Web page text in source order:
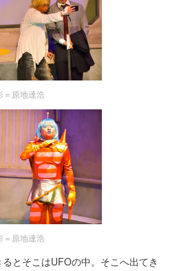
＝原地達浩
＝原地達浩
とそこはUFOの中。そこへ出てき